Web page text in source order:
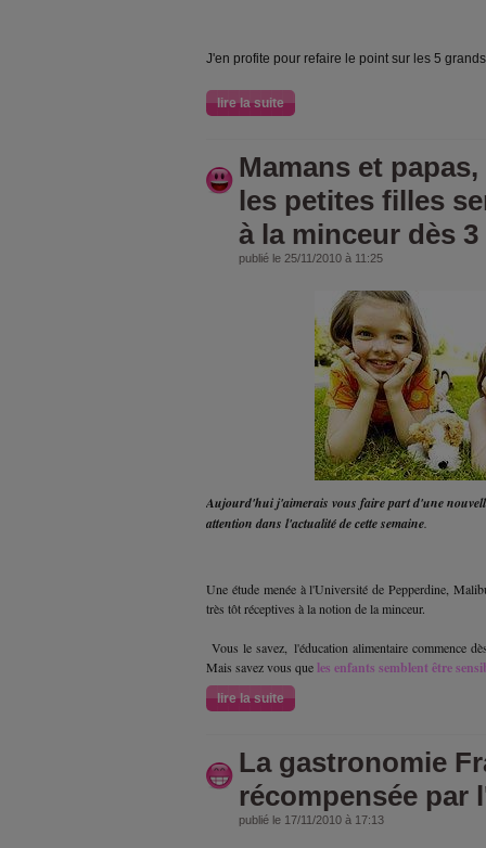
J'en profite pour refaire le point sur les 5
lire la suite
Mamans et
les petites filles
à la minceur dès 3
publié le 25/11/2010 à 11:25
Aujourd'hui j'aimerais vous faire part d'une
attention dans l'actualité de cette semaine
Une étude menée à l'Université de Pepperdine,
très tôt réceptives à la notion de la minceur.
Vous le savez, l'éducation alimentaire commence
Mais savez vous queles enfants semblent être
lire la suite
La gastronomie
récompensée par
publié le 17/11/2010 à 17:13